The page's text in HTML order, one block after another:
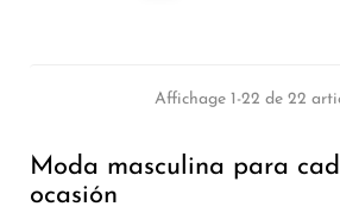
Affichage 1-22 de 22
Moda masculina para
ocasión